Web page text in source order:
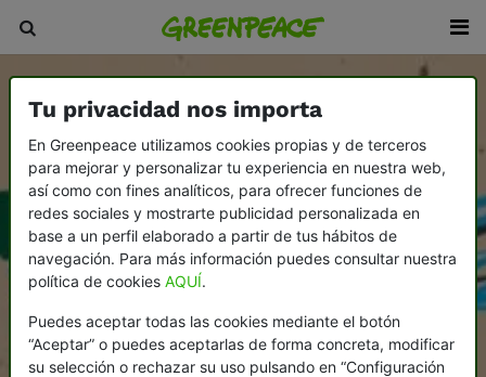
Tu privacidad nos importa
En Greenpeace utilizamos cookies propias y de terceros
para mejorar y personalizar tu experiencia en nuestra web,
así como con fines analíticos, para ofrecer funciones de
redes sociales y mostrarte publicidad personalizada en
base a un perfil elaborado a partir de tus hábitos de
navegación. Para más información puedes consultar nuestra
política de cookies AQUÍ.
Puedes aceptar todas las cookies mediante el botón
“Aceptar” o puedes aceptarlas de forma concreta, modificar
su selección o rechazar su uso pulsando en “Configuración